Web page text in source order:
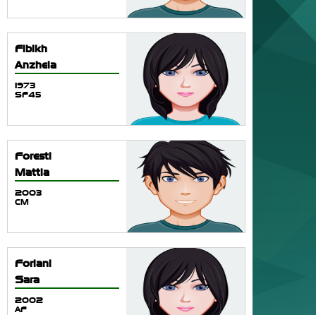
Fibikh
Anzhela
1973
SF45
Foresti
Mattia
2003
CM
Forlani
Sara
2002
AF